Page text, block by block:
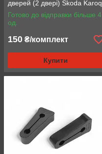
дверей (2 двері) Skoda Karoq
Готово до відправки більше 4
од.
150 ₴/комплект
Купити